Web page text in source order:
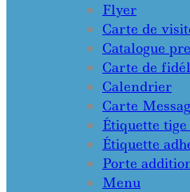
Flyer
Carte de
Catalogue
Carte de
Calendrier
Carte
Étiquette
Étiquette
Porte
Menu